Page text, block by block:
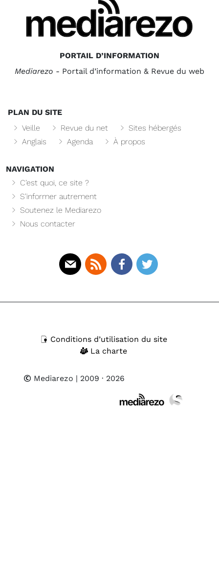
PORTAIL D’INFORMATION
Mediarezo - Portail d’information & Revue du web
PLAN DU SITE
Veille
Revue du net
Sites hébergés
Anglais
Agenda À propos
NAVIGATION
C’est quoi, ce site ?
S’informer autrement
Soutenez le Mediarezo
Nous contacter
Conditions d’utilisation du site
La charte
Mediarezo | 2009 · 2026